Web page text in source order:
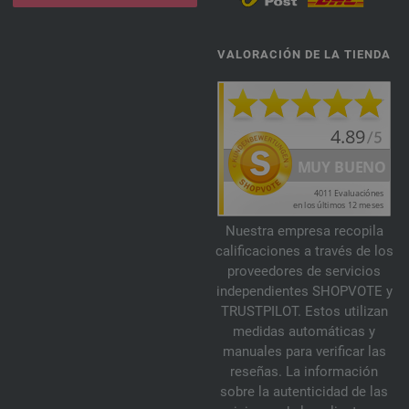
106-rosa perlado | EAN: 4033493214131
VALORACIÓN DE LA TIENDA
Nuestra empresa recopila
calificaciones a través de los
proveedores de servicios
independientes SHOPVOTE y
TRUSTPILOT. Estos utilizan
medidas automáticas y
manuales para verificar las
reseñas. La información
sobre la autenticidad de las